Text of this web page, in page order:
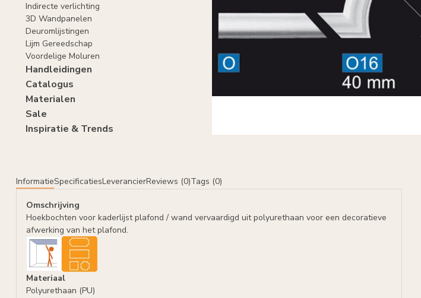
Indirecte verlichting
3D Wandpanelen
Deuromlijstingen
Lijm Gereedschap
Voordelige Moluren
Handleidingen
Catalogus
Materialen
Sale
Inspiratie & Trends
InformatieSpecificatiesLeverancierReviews (0)Tags (0)
Omschrijving
Hoekbochten voor kaderlijst plafond / wand vervaardigd uit polyurethaan voor een decoratieve
afwerking van het plafond.
Materiaal
Polyurethaan (PU)